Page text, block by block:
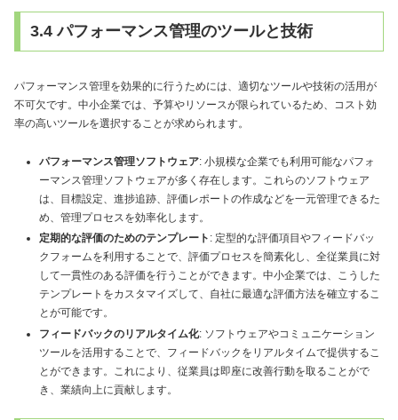
3.4 パフォーマンス管理のツールと技術
パフォーマンス管理を効果的に行うためには、適切なツールや技術の活用が
不可欠です。中小企業では、予算やリソースが限られているため、コスト効
率の高いツールを選択することが求められます。
パフォーマンス管理ソフトウェア: 小規模な企業でも利用可能なパフォ
ーマンス管理ソフトウェアが多く存在します。これらのソフトウェア
は、目標設定、進捗追跡、評価レポートの作成などを一元管理できるた
め、管理プロセスを効率化します。
定期的な評価のためのテンプレート : 定型的な評価項目やフィードバッ
クフォームを利用することで、評価プロセスを簡素化し、全従業員に対
して一貫性のある評価を行うことができます。中小企業では、こうした
テンプレートをカスタマイズして、自社に最適な評価方法を確立するこ
とが可能です。
フィードバックのリアルタイム化: ソフトウェアやコミュニケーション
ツールを活用することで、フィードバックをリアルタイムで提供するこ
とができます。これにより、従業員は即座に改善行動を取ることがで
き、業績向上に貢献します。